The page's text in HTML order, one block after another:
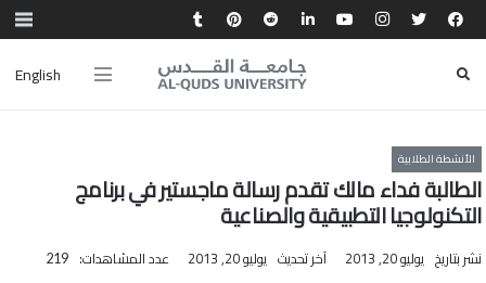
English
الأنشطة الطلابية
الطالبة فداء مالك تقدم رسالة ماجستير في برنامج
التكنولوجيا التطبيقية والصناعية
نشر بتاريخ يوليو 20, 2013 آخر تحديث يوليو 20, 2013 عدد المشاهدات: 219